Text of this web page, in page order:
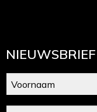
NIEUWSBRIEF